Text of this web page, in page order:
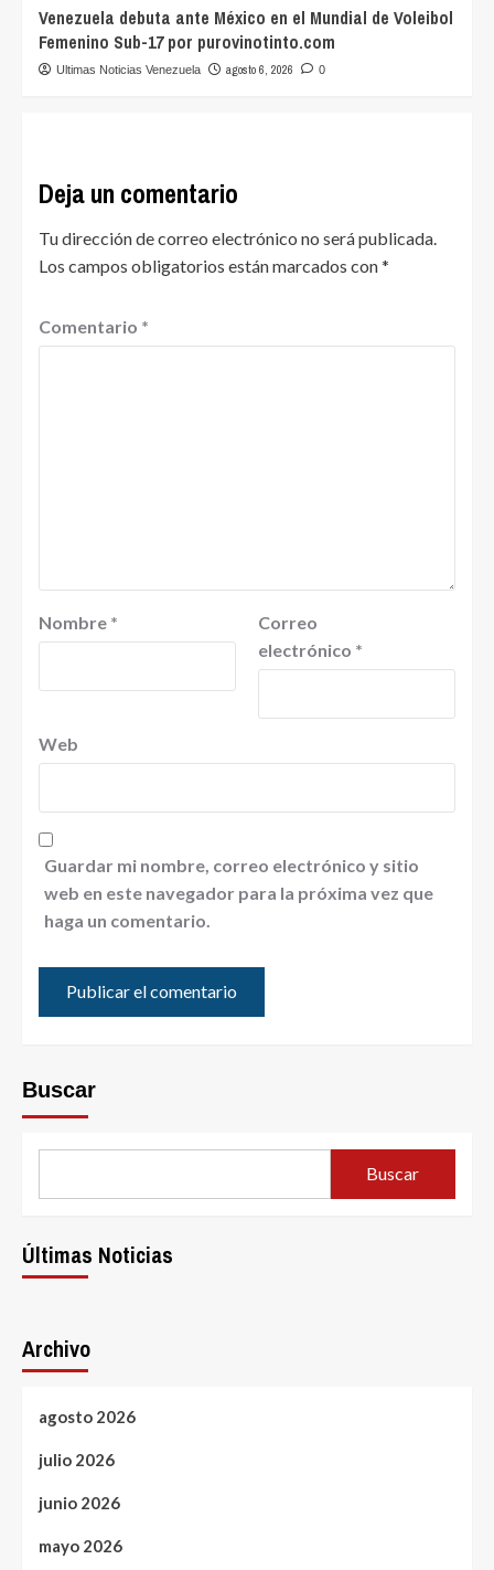
Venezuela debuta ante México en el Mundial de Voleibol
Femenino Sub-17 por purovinotinto.com
Ultimas Noticias Venezuela agosto 6, 2026 0
Deja un comentario
Tu dirección de correo electrónico no será publicada.
Los campos obligatorios están marcados con*
Comentario *
Nombre *
Correo
electrónico *
Web
Guardar mi nombre, correo electrónico y sitio
web en este navegador para la próxima vez que
haga un comentario.
Buscar
Buscar
Últimas Noticias
Archivo
agosto 2026
julio 2026
junio 2026
mayo 2026